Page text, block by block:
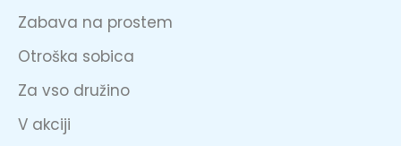
Zabava na prostem
Otroška sobica
Za vso družino
V akciji